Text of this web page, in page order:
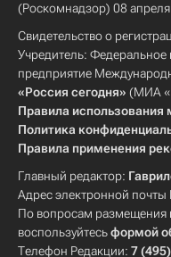
(Роскомнадзор) 08
Свидетельство о
Учредитель: Федеральное
предприятие
«Россия сегодня» (МИА
Правила использования
Политика
Правила применения
Главный редактор:
Адрес электронной почты
По вопросам размещения
воспользуйтесьформой
Телефон Редакции: 7